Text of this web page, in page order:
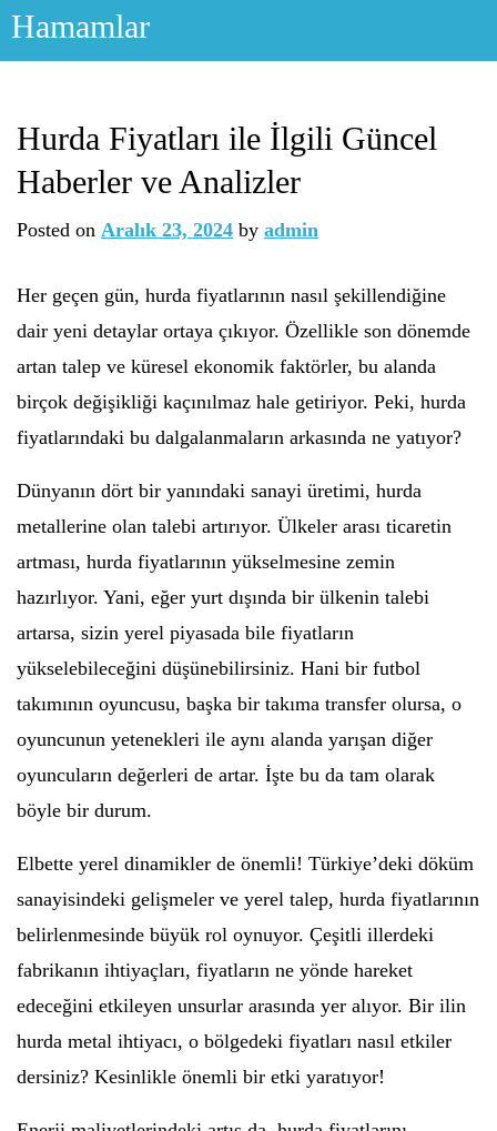
Skip
Hamamlar
Hurda Fiyatları ile İlgili Güncel
Haberler ve Analizler
Posted on Aralık 23, 2024 by admin
Her geçen gün, hurda fiyatlarının nasıl şekillendiğine
dair yeni detaylar ortaya çıkıyor. Özellikle son dönemde
artan talep ve küresel ekonomik faktörler, bu alanda
birçok değişikliği kaçınılmaz hale getiriyor. Peki, hurda
fiyatlarındaki bu dalgalanmaların arkasında ne yatıyor?
Dünyanın dört bir yanındaki sanayi üretimi, hurda
metallerine olan talebi artırıyor. Ülkeler arası ticaretin
artması, hurda fiyatlarının yükselmesine zemin
hazırlıyor. Yani, eğer yurt dışında bir ülkenin talebi
artarsa, sizin yerel piyasada bile fiyatların
yükselebileceğini düşünebilirsiniz. Hani bir futbol
takımının oyuncusu, başka bir takıma transfer olursa, o
oyuncunun yetenekleri ile aynı alanda yarışan diğer
oyuncuların değerleri de artar. İşte bu da tam olarak
böyle bir durum.
Elbette yerel dinamikler de önemli! Türkiye’deki döküm
sanayisindeki gelişmeler ve yerel talep, hurda fiyatlarının
belirlenmesinde büyük rol oynuyor. Çeşitli illerdeki
fabrikanın ihtiyaçları, fiyatların ne yönde hareket
edeceğini etkileyen unsurlar arasında yer alıyor. Bir ilin
hurda metal ihtiyacı, o bölgedeki fiyatları nasıl etkiler
dersiniz? Kesinlikle önemli bir etki yaratıyor!